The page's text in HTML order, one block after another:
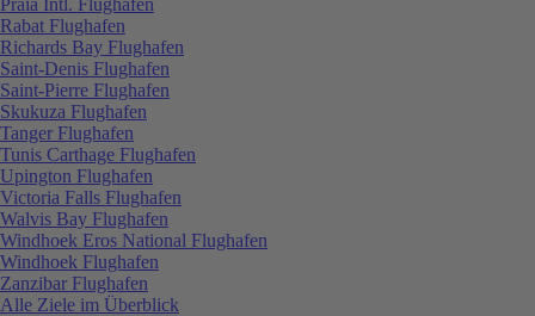
Rabat Flughafen
Richards Bay Flughafen
Saint-Denis Flughafen
Saint-Pierre Flughafen
Skukuza Flughafen
Tanger Flughafen
Tunis Carthage Flughafen
Upington Flughafen
Victoria Falls Flughafen
Walvis Bay Flughafen
Windhoek Eros National Flughafen
Windhoek Flughafen
Zanzibar Flughafen
Alle Ziele im Überblick